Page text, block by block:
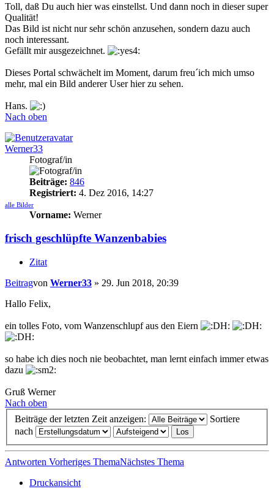
Toll, daß Du auch hier was einstellst. Und dann noch in dieser super
Qualität!
Das Bild ist nicht nur sehr schön anzusehen, sondern dazu auch
noch interessant.
Gefällt mir ausgezeichnet.
Dieses Portal schwächelt im Moment, darum freu´ich mich umso
mehr, mal ein Bild anderer User hier zu sehen.
Hans.
Nach oben
Werner33
Fotograf/in
Beiträge: 846
Registriert: 4. Dez 2016, 14:27
alle Bilder
Vorname: Werner
frisch geschlüpfte Wanzenbabies
Zitat
Beitragvon Werner33 » 29. Jun 2018, 20:39
Hallo Felix,
ein tolles Foto, vom Wanzenschlupf aus den Eiern
so habe ich dies noch nie beobachtet, man lernt einfach immer etwas
dazu
Gruß Werner
Nach oben
Beiträge der letzten Zeit anzeigen:
Sortiere
nach
Antworten Vorheriges ThemaNächstes Thema
Druckansicht